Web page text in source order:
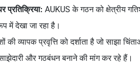
प्रतिक्रिया: AUKUS के गठन को क्षेत्रीय
में देखा जा रहा है।
की व्यापक प्रवृत्ति को दर्शाता है जो साझा
साझेदारी और गठबंधन बनाने की मांग कर रहे हैं।